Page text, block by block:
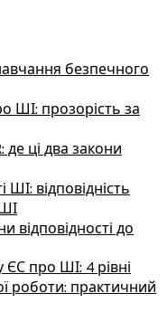
безпечного
ШІ: прозорість за
де ці два закони
відповідність
відповідності до
ЄС про ШІ: 4 рівні
роботи: практичний